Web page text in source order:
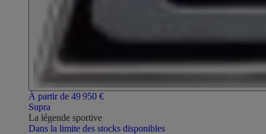
À partir de 49 950 €
Supra
La légende sportive
Dans la limite des stocks disponibles